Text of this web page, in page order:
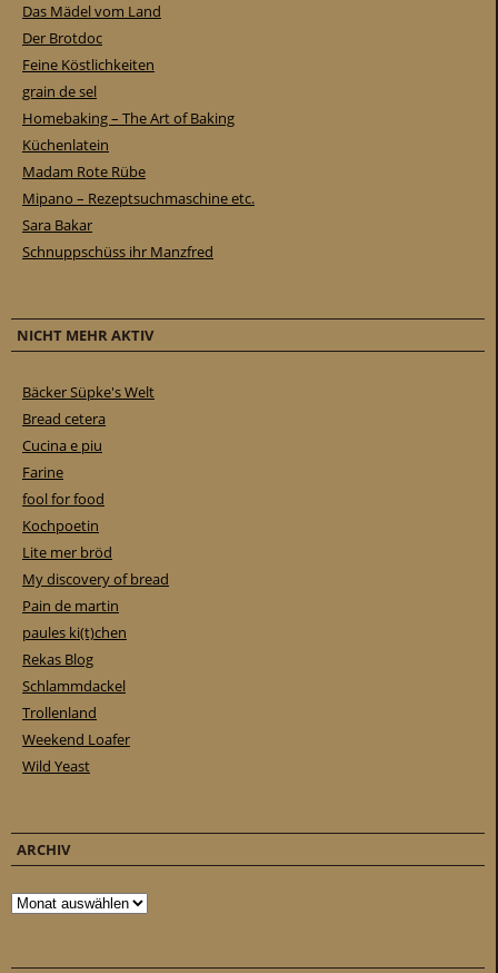
Das Mädel vom Land
Der Brotdoc
Feine Köstlichkeiten
grain de sel
Homebaking – The Art of Baking
Küchenlatein
Madam Rote Rübe
Mipano – Rezeptsuchmaschine etc.
Sara Bakar
Schnuppschüss ihr Manzfred
NICHT MEHR AKTIV
Bäcker Süpke's Welt
Bread cetera
Cucina e piu
Farine
fool for food
Kochpoetin
Lite mer bröd
My discovery of bread
Pain de martin
paules ki(t)chen
Rekas Blog
Schlammdackel
Trollenland
Weekend Loafer
Wild Yeast
ARCHIV
Archiv